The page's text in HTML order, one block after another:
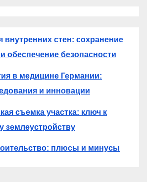
внутренних стен: сохранение
обеспечение безопасности
в медицине Германии:
и инновации
съемка участка: ключ к
землеустройству
плюсы и минусы